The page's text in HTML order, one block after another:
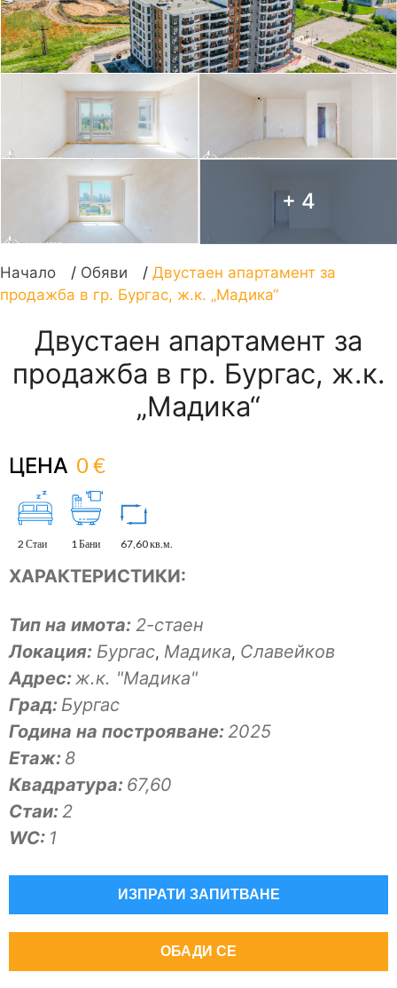
+ 4
Начало / Обяви / Двустаен апартамент за
продажба в гр. Бургас, ж.к. „Мадика“
Двустаен апартамент за
продажба в гр. Бургас, ж.к.
„Мадика“
ЦЕНА 0 €
2 Стаи 1 Бани 67,60 кв.м.
ХАРАКТЕРИСТИКИ:
Тип на имота: 2-стаен
Локация: Бургас, Мадика, Славейков
Адрес:ж.к. "Мадика"
Град: Бургас
Година на построяване:2025
Eтаж: 8
Квадратура: 67,60
Стаи:2
WC: 1
ИЗПРАТИ ЗАПИТВАНЕ
ОБАДИ СЕ